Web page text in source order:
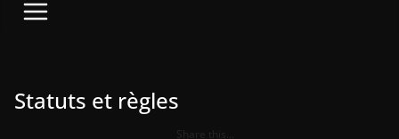
Statuts et règles
Share this...